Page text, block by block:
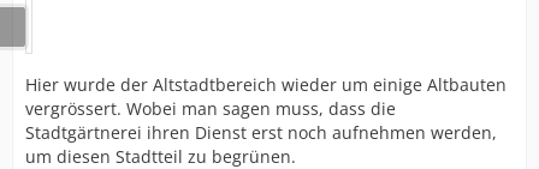
Hier wurde der Altstadtbereich wieder um einige Altbauten
vergrössert. Wobei man sagen muss, dass die
Stadtgärtnerei ihren Dienst erst noch aufnehmen werden,
um diesen Stadtteil zu begrünen.